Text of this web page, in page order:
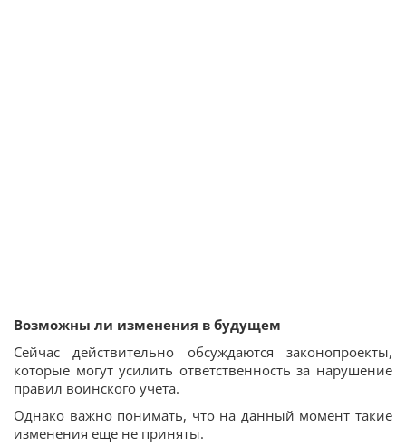
Возможны ли изменения в будущем
Сейчас действительно обсуждаются законопроекты,
которые могут усилить ответственность за нарушение
правил воинского учета.
Однако важно понимать, что на данный момент такие
изменения еще не приняты.